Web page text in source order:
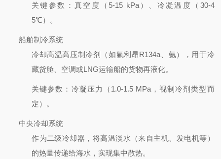
关键参数 ：真空度（5-15 kPa）、冷凝温度（30-4
5℃）。
船舶制冷系统
冷却高温高压制冷剂（如氟利昂R134a、氨），用于冷
藏货舱、空调或LNG运输船的货物再液化。
关键参数 ：冷凝压力（1.0-1.5 MPa，视制冷剂类型而
定）。
中央冷却系统
作为二级冷却器，将高温淡水（来自主机、发电机等）
的热量传递给海水，实现集中散热。